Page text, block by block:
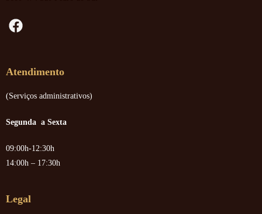
Atendimento
(Serviços administrativos)
Segunda a Sexta
09:00h-12:30h
14:00h – 17:30h
Legal